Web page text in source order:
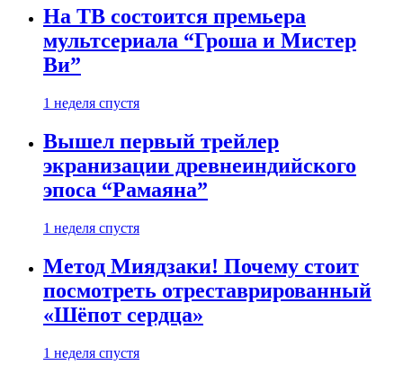
На ТВ состоится премьера
мультсериала “Гроша и Мистер
Ви”
1 неделя спустя
Вышел первый трейлер
экранизации древнеиндийского
эпоса “Рамаяна”
1 неделя спустя
Метод Миядзаки! Почему стоит
посмотреть отреставрированный
«Шёпот сердца»
1 неделя спустя